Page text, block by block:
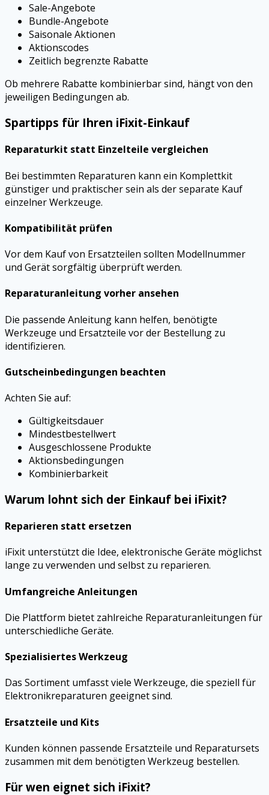
Sale-Angebote
Bundle-Angebote
Saisonale Aktionen
Aktionscodes
Zeitlich begrenzte Rabatte
Ob mehrere Rabatte kombinierbar sind, hängt von den
jeweiligen Bedingungen ab.
Spartipps für Ihren iFixit-Einkauf
Reparaturkit statt Einzelteile vergleichen
Bei bestimmten Reparaturen kann ein Komplettkit
günstiger und praktischer sein als der separate Kauf
einzelner Werkzeuge.
Kompatibilität prüfen
Vor dem Kauf von Ersatzteilen sollten Modellnummer
und Gerät sorgfältig überprüft werden.
Reparaturanleitung vorher ansehen
Die passende Anleitung kann helfen, benötigte
Werkzeuge und Ersatzteile vor der Bestellung zu
identifizieren.
Gutscheinbedingungen beachten
Achten Sie auf:
Gültigkeitsdauer
Mindestbestellwert
Ausgeschlossene Produkte
Aktionsbedingungen
Kombinierbarkeit
Warum lohnt sich der Einkauf bei iFixit?
Reparieren statt ersetzen
iFixit unterstützt die Idee, elektronische Geräte möglichst
lange zu verwenden und selbst zu reparieren.
Umfangreiche Anleitungen
Die Plattform bietet zahlreiche Reparaturanleitungen für
unterschiedliche Geräte.
Spezialisiertes Werkzeug
Das Sortiment umfasst viele Werkzeuge, die speziell für
Elektronikreparaturen geeignet sind.
Ersatzteile und Kits
Kunden können passende Ersatzteile und Reparatursets
zusammen mit dem benötigten Werkzeug bestellen.
Für wen eignet sich iFixit?